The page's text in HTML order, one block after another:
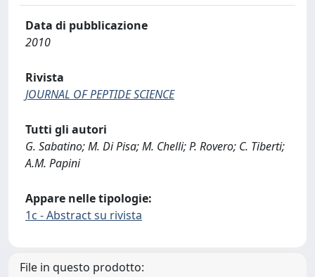
Data di pubblicazione
2010
Rivista
JOURNAL OF PEPTIDE SCIENCE
Tutti gli autori
G. Sabatino; M. Di Pisa; M. Chelli; P. Rovero; C. Tiberti;
A.M. Papini
Appare nelle tipologie:
1c - Abstract su rivista
File in questo prodotto: